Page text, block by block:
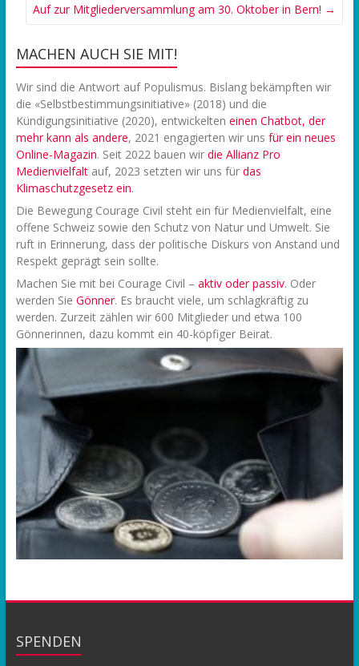
Auf zur Mitgliederversammlung am 30. Oktober in Bern! →
MACHEN AUCH SIE MIT!
Wir sind die Antwort auf Populismus. Bislang bekämpften wir
die «Selbstbestimmungsinitiative» (2018) und die
Kündigungsinitiative (2020), entwickelten einen Chatbot, der
mehr kann als andere, 2021 engagierten wir uns für ein neues
Online-Magazin. Seit 2022 bauen wir die Allianz Pro
Medienvielfaltauf, 2023 setzten wir uns für das
Klimaschutzgesetz ein.
Die Bewegung Courage Civil steht ein für Medienvielfalt, eine
offene Schweiz sowie den Schutz von Natur und Umwelt. Sie
ruft in Erinnerung, dass der politische Diskurs von Anstand und
Respekt geprägt sein sollte.
Machen Sie mit bei Courage Civil – aktiv oder passiv. Oder
werden Sie Gönner. Es braucht viele, um schlagkräftig zu
werden. Zurzeit zählen wir 600 Mitglieder und etwa 100
Gönnerinnen, dazu kommt ein 40-köpfiger Beirat.
SPENDEN